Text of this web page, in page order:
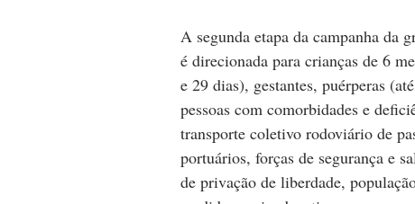
A segunda etapa da campanha da
é direcionada para crianças de 6
e 29 dias), gestantes, puérperas
pessoas com comorbidades e
transporte coletivo rodoviário de
portuários, forças de segurança e
de privação de liberdade,